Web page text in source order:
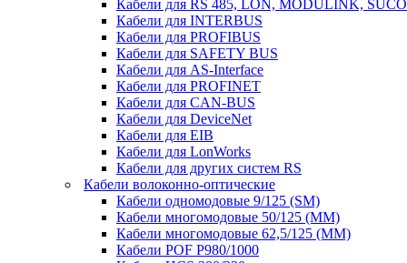
Кабели для RS 485, LON, MODULINK,
Кабели для INTERBUS
Кабели для PROFIBUS
Кабели для SAFETY BUS
Кабели для AS-Interface
Кабели для PROFINET
Кабели для CAN-BUS
Кабели для DeviceNet
Кабели для EIB
Кабели для LonWorks
Кабели для других систем RS
Кабели волоконно-оптические
Кабели одномодовые 9/125 (SM)
Кабели многомодовые 50/125 (ММ)
Кабели многомодовые 62,5/125 (ММ)
Кабели POF P980/1000